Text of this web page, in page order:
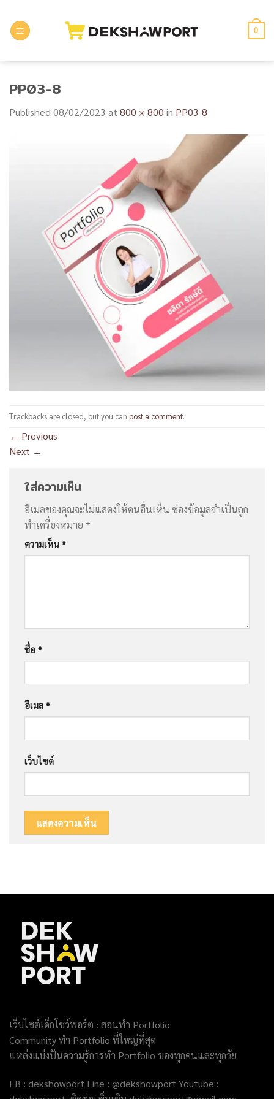
content
0
PP03-8
Published 08/02/2023 at 800 × 800 in PP03-8
Trackbacks are closed, but you can post a comment.
← Previous
Next →
ใส่ความเห็น
อีเมลของคุณจะไม่แสดงให้คนอื่นเห็น ช่องข้อมูลจำเป็นถูก
ทำเครื่องหมาย *
ความเห็น *
ชื่อ *
อีเมล *
เว็บไซต์
เว็บไซต์เด็กโชว์พอร์ต : สอนทำ Portfolio
Community ทำ Portfolio ที่ใหญ่ที่สุด
แหล่งแบ่งปันความรู้การทำ Portfolio ของทุกคนและทุกวัย
FB : dekshowport Line : @dekshowport Youtube :